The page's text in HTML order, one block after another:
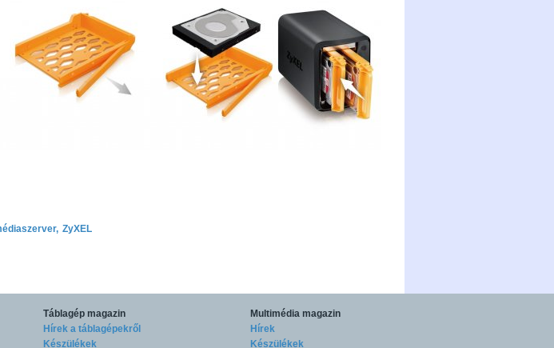
, ZyXEL
Táblagép magazin
Hírek a táblagépekről
Készülékek
Multimédia magazin
Hírek
Készülékek